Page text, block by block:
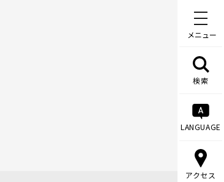
メニュー
検索
LANGUAGE
アクセス